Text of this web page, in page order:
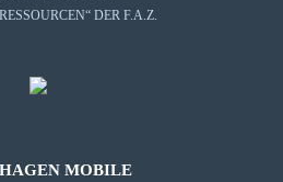
DER F.A.Z.
MOBILE